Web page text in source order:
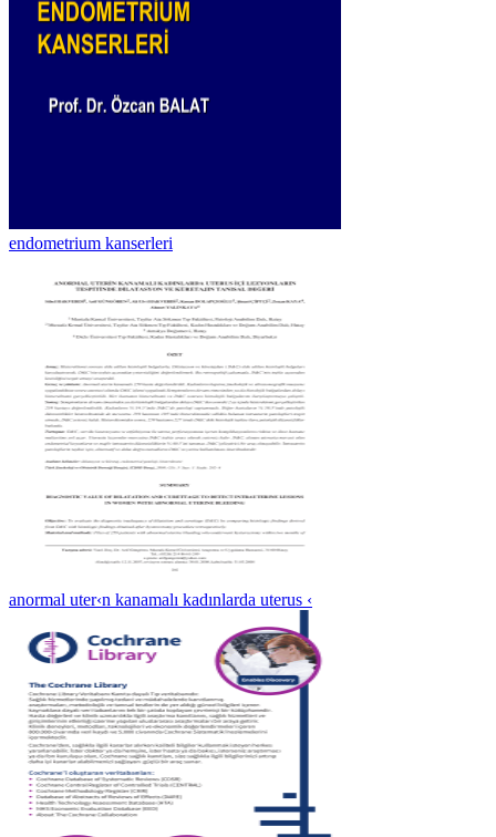
endometrium kanserleri
anormal uter‹n kanamalı kadınlarda uterus ‹